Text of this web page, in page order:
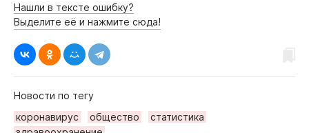
Нашли в тексте ошибку?
Выделите её и нажмите сюда!
Новости по тегу
коронавирус
общество
статистика